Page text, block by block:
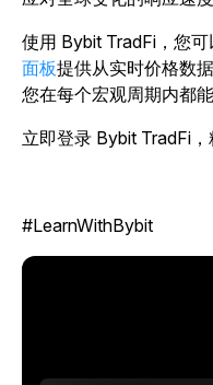
使用 Bybit TradFi，您可
面板提供从实时价格数
您在每个宏观周期内都能
立即登录 Bybit TradFi，
#LearnWithBybit